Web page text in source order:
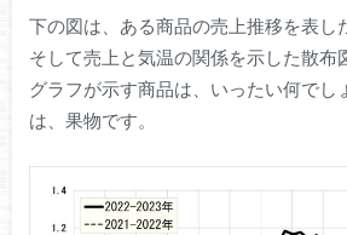
下の図は、ある商品の売上推移を表し
そして売上と気温の関係を示した散布
グラフが示す商品は、いったい何でし
は、果物です。